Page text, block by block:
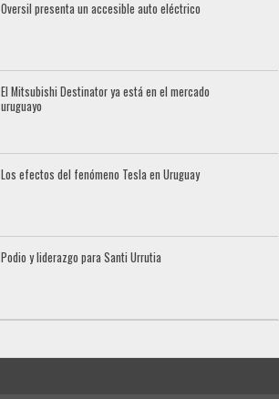
Oversil presenta un accesible auto eléctrico
El Mitsubishi Destinator ya está en el mercado
uruguayo
Los efectos del fenómeno Tesla en Uruguay
Podio y liderazgo para Santi Urrutia